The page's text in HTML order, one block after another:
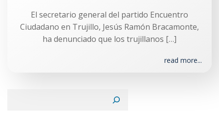
El secretario general del partido Encuentro
Ciudadano en Trujillo, Jesús Ramón Bracamonte,
ha denunciado que los trujillanos […]
read more...